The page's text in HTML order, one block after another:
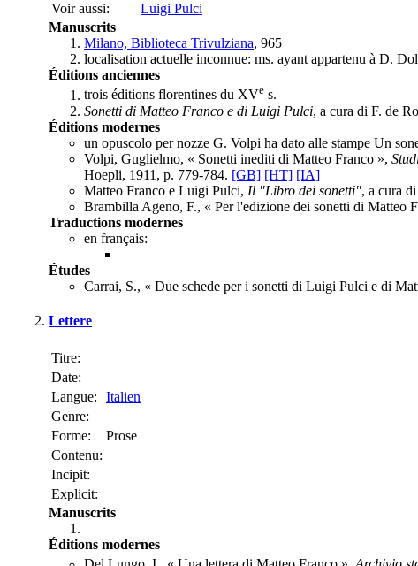
Voir aussi:
Luigi Pulci
Manuscrits
Milano, Biblioteca Trivulziana, 965
localisation actuelle inconnue: ms. ayant appartenu à D.
Éditions anciennes
trois éditions florentines du XVe s.
Sonetti di Matteo Franco e di Luigi Pulci, a cura di F. de
Éditions modernes
un opuscolo per nozze G. Volpi ha dato alle stampe Un
Volpi, Guglielmo, « Sonetti inediti di Matteo Franco »,
Hoepli, 1911, p. 779-784. [GB] [HT] [IA]
Matteo Franco e Luigi Pulci, Il "Libro dei sonetti", a cura
Brambilla Ageno, F., « Per l'edizione dei sonetti di Matteo
Traductions modernes
en français:
Études
Carrai, S., « Due schede per i sonetti di Luigi Pulci e di
Lettere
Titre:
Date:
Langue:
Italien
Genre:
Forme:
Prose
Contenu:
Incipit:
Explicit:
Manuscrits
Éditions modernes